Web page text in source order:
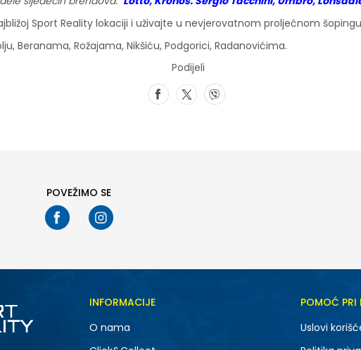
Sport Reality lokaciji i uživajte u nevjerovatnom proljećnom
Beranama, Rožajama, Nikšiću, Podgorici, Radanovićima.
Podijeli
POVEŽIMO SE
INFORMACIJE
O nama
POMOĆ PRI
Uslovi